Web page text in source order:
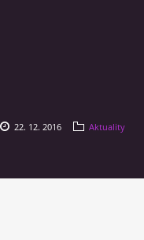
22. 12. 2016 Aktuality